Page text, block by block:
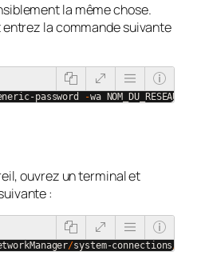
la même chose.
la commande suivante
password -wa NOM_DU_RESEAU_WIFI
ouvrez un terminal et
:
/system-connections/